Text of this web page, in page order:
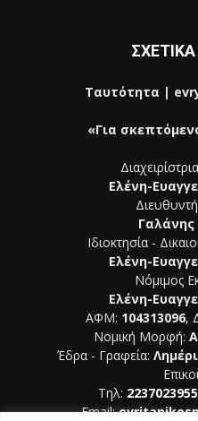
Ταυτότητα |
«Για
Ελένη-
Ιδιοκτησία -
Ελένη-
Νόμιμος
Ελένη-
ΑΦΜ: 104313096,
Νομική Μορφή:
Έδρα - Γραφεία:
Τηλ: 2237023955
Email: